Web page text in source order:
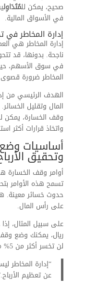
صحيح، يمكن للمُتَدَاوِل
في الأسواق المالية.
إدارة المخاطر في
إدارة المخاطر هي
ناجحة. بدونها، قد
في سوق الأسهم، حيث
المخاطر ضرورة
الهدف الرئيسي من
المال وتقليل
وقف الخسارة، يمكن
واتخاذ قرارات أكثر
أساسيات
وتحقيق
أوامر وقف الخسارة
تسمح هذه الأوامر
حدوث خسائر معينة.
على رأس المال.
لن تخسر أكثر من 5% من رأس مالك في هذه الصفقة.
“إدارة المخاطر
عن تعظيم